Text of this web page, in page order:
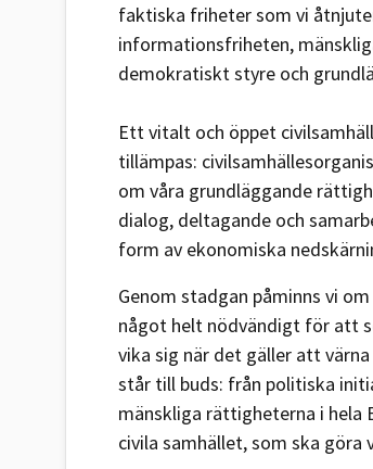
faktiska friheter som vi
informationsfriheten,
demokratiskt styre och
Ett vitalt och öppet
tillämpas:
om våra grundläggande
dialog, deltagande och
form av ekonomiska
Genom stadgan påminns vi
något helt nödvändigt för att
vika sig när det gäller att
står till buds: från politiska
mänskliga rättigheterna i hela
civila samhället, som ska göra